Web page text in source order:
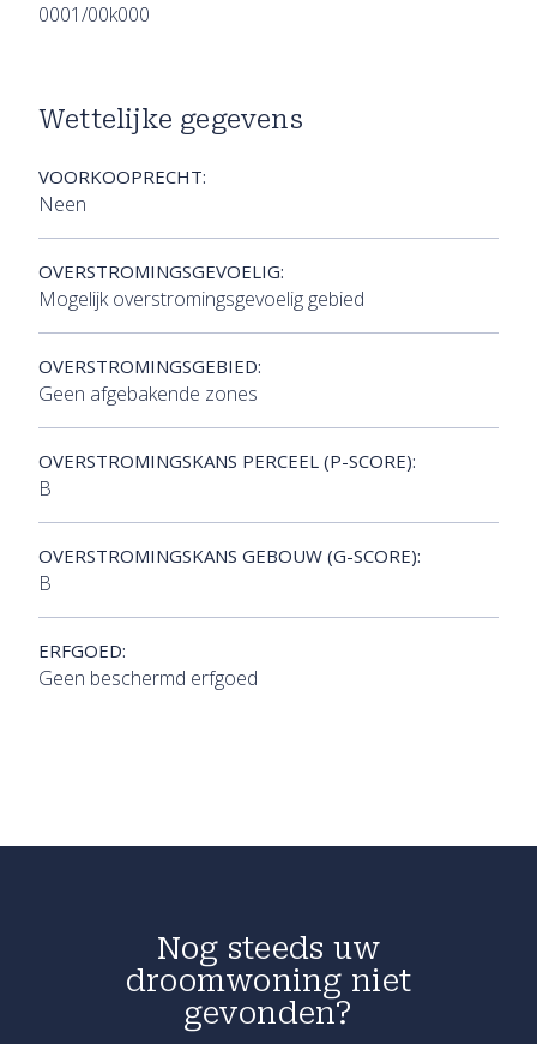
0001/00k000
Wettelijke gegevens
VOORKOOPRECHT:
Neen
OVERSTROMINGSGEVOELIG:
Mogelijk overstromingsgevoelig gebied
OVERSTROMINGSGEBIED:
Geen afgebakende zones
OVERSTROMINGSKANS PERCEEL (P-SCORE):
B
OVERSTROMINGSKANS GEBOUW (G-SCORE):
B
ERFGOED:
Geen beschermd erfgoed
Nog steeds uw
droomwoning niet
gevonden?